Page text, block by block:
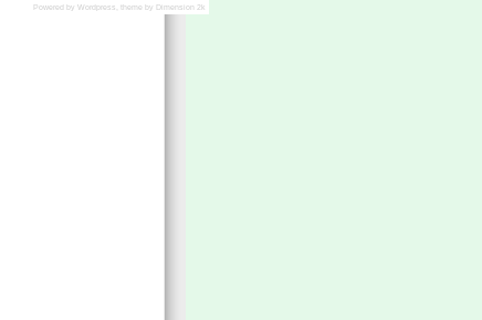
Powered by Wordpress , theme by Dimension 2k